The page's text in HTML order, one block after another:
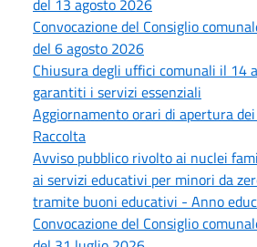
Convocazione del Consiglio
del 6 agosto 2026
Chiusura degli uffici comunali il 14
garantiti i servizi essenziali
Aggiornamento orari di apertura
Raccolta
Avviso pubblico rivolto ai nuclei
ai servizi educativi per minori da
tramite buoni educativi - Anno
Convocazione del Consiglio